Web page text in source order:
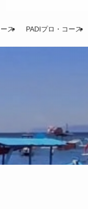
ス PADIプロ・コース